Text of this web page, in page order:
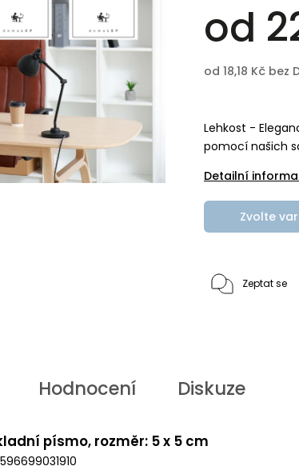
od
od 18,18 Kč bez
Lehkost -
pomocí našich
Detailní
Zvolte
Zeptat se
Hodnocení Diskuze
písmo, rozměr: 5 x 5 cm